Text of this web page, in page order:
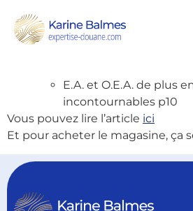
Classe export :
Magazine janvier-février 2015
E.A. et O.E.A. de plus
incontournables p10
Vous pouvez lire l’article ici
Et pour acheter le magasine, ça